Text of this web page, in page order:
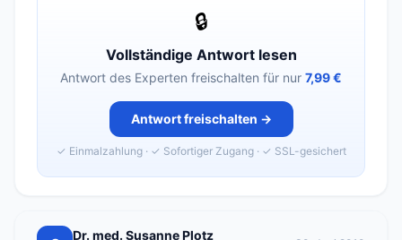
🔒
Vollständige Antwort lesen
Antwort des Experten freischalten für nur 7,99 €
Antwort freischalten →
✓ Einmalzahlung · ✓ Sofortiger Zugang · ✓ SSL-gesichert
Dr. med. Susanne Plotz